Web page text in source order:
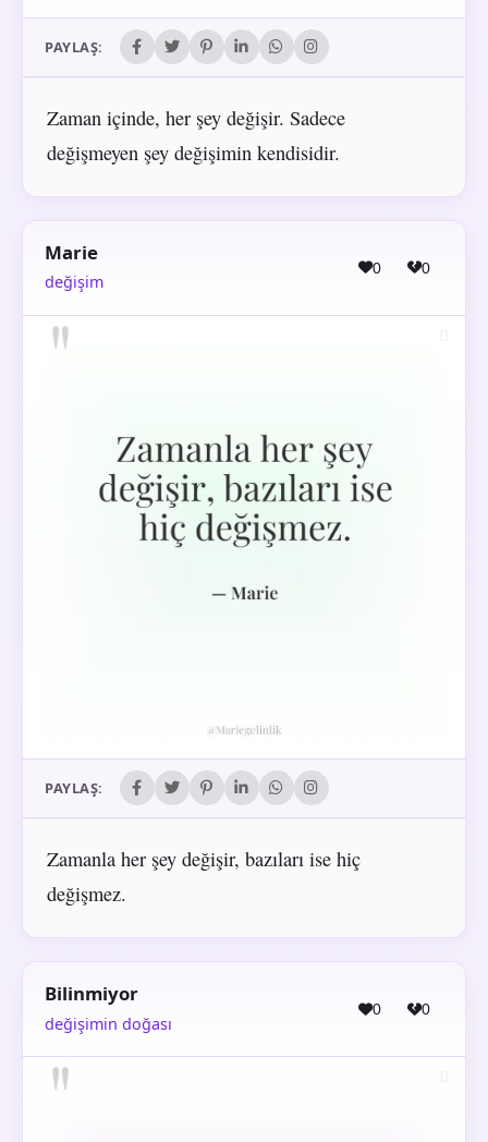
PAYLAŞ:
Zaman içinde, her şey değişir. Sadece
değişmeyen şey değişimin kendisidir.
Marie
değişim
0 0
PAYLAŞ:
Zamanla her şey değişir, bazıları ise hiç
değişmez.
Bilinmiyor
değişimin doğası
0 0